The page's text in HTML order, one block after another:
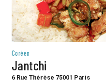
Coréen
Jantchi
6 Rue Thérèse 75001 Paris